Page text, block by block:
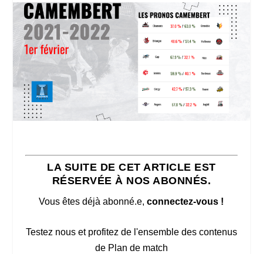
LA SUITE DE CET ARTICLE EST
RÉSERVÉE À NOS ABONNÉS.
Vous êtes déjà abonné.e,connectez-vous !
Testez nous et profitez de l'ensemble des contenus
de Plan de match